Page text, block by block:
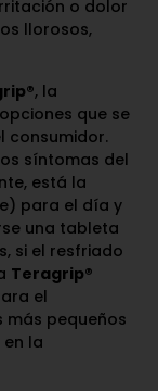
o dolor
llorosos,
, la
que se
consumidor.
síntomas del
está la
para el día y
una tableta
si el resfriado
Teragrip®
el
pequeños
la